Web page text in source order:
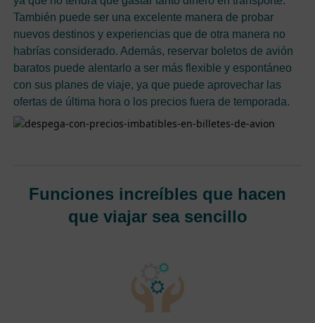
También puede ser una excelente manera de probar
nuevos destinos y experiencias que de otra manera no
habrías considerado. Además, reservar boletos de avión
baratos puede alentarlo a ser más flexible y espontáneo
con sus planes de viaje, ya que puede aprovechar las
ofertas de última hora o los precios fuera de temporada.
Funciones increíbles que hacen
que viajar sea sencillo